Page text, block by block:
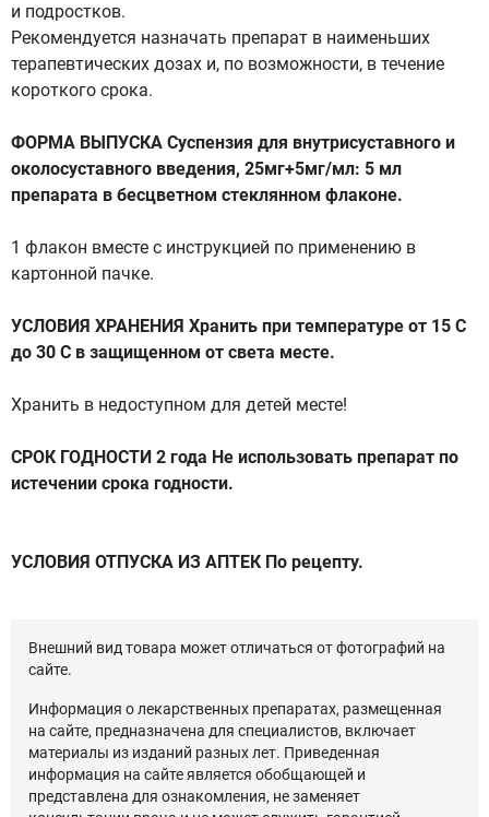
и подростков.
Рекомендуется назначать препарат в наименьших
терапевтических дозах и, по возможности, в течение
короткого срока.
ФОРМА ВЫПУСКА Суспензия для внутрисуставного и
околосуставного введения, 25мг+5мг/мл: 5 мл
препарата в бесцветном стеклянном флаконе.
1 флакон вместе с инструкцией по применению в
картонной пачке.
УСЛОВИЯ ХРАНЕНИЯ Хранить при температуре от 15 С
до 30 С в защищенном от света месте.
Хранить в недоступном для детей месте!
СРОК ГОДНОСТИ 2 года Не использовать препарат по
истечении срока годности.
УСЛОВИЯ ОТПУСКА ИЗ АПТЕК По рецепту.
Внешний вид товара может отличаться от фотографий на
сайте.
Информация о лекарственных препаратах, размещенная
на сайте, предназначена для специалистов, включает
материалы из изданий разных лет. Приведенная
информация на сайте является обобщающей и
представлена для ознакомления, не заменяет